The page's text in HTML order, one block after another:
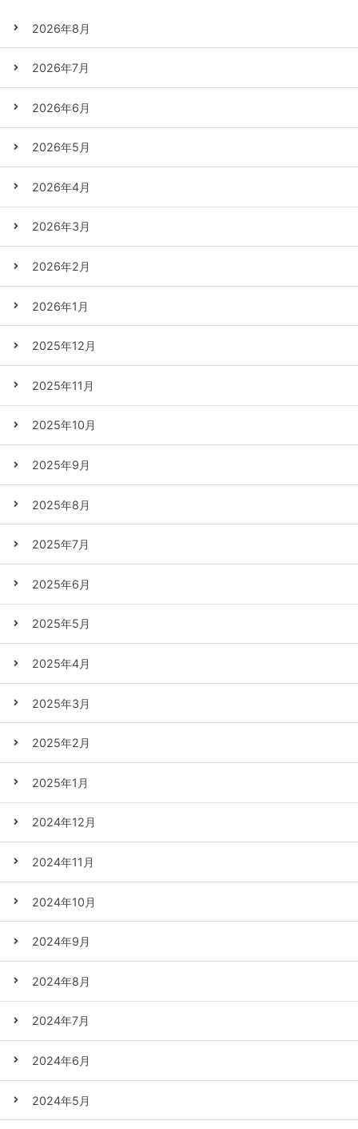
2026年8月
2026年7月
2026年6月
2026年5月
2026年4月
2026年3月
2026年2月
2026年1月
2025年12月
2025年11月
2025年10月
2025年9月
2025年8月
2025年7月
2025年6月
2025年5月
2025年4月
2025年3月
2025年2月
2025年1月
2024年12月
2024年11月
2024年10月
2024年9月
2024年8月
2024年7月
2024年6月
2024年5月